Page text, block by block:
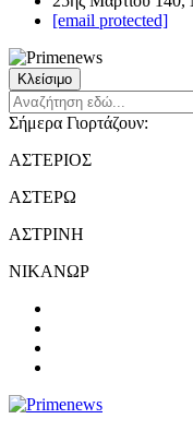
[email protected]
Κλείσιμο
Σήμερα Γιορτάζουν:
ΑΣΤΕΡΙΟΣ
ΑΣΤΕΡΩ
ΑΣΤΡΙΝΗ
ΝΙΚΑΝΩΡ